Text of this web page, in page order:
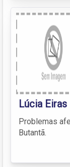
Lúcia Eiras
Problemas
Butantã.